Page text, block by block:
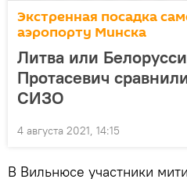
Экстренная посадка
аэропорту Минска
Литва или
Протасевич
СИЗО
4 августа 2021, 14:15
В Вильнюсе участники